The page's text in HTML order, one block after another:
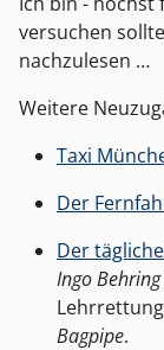
versuchen
nachzulesen …
Weitere
Taxi
Der
Der
Ingo Behring
Bagpipe.